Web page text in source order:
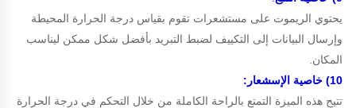
يحتوي الريموت على مستشعرات تقوم بقياس درجة الحرارة المحيطة
وإرسال البيانات إلى التكييف لضبط التبريد بأفضل شكل ممكن ليناسب
المكان.
10) خاصية الإسشعار:
تتيح هذه الميزة التمتع بالراحة الكاملة من خلال التحكم في درجة الحرارة